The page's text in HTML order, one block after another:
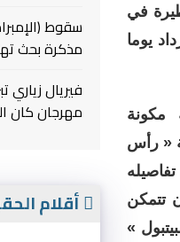
في
يوما
فإن كتيبة أمنية مكونة
« رأس
تتمكن
»
مذكرة بحث
فيريال
مهرجان كان
أقلام